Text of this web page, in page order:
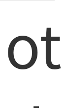
USB-A、
DP的接
配有USB-